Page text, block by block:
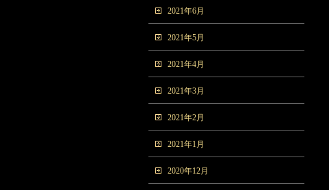
2021年6月
2021年5月
2021年4月
2021年3月
2021年2月
2021年1月
2020年12月